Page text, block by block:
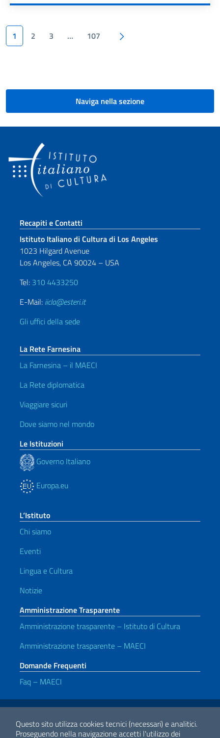
Questo sito utilizza cookies tecnici (necessari) e analitici.
Proseguendo nella navigazione accetti l'utilizzo dei
Paginazione
1 2 3 … 107
Naviga nella sezione
Sezione footer
Recapiti e Contatti
Istituto Italiano di Cultura di Los Angeles
1023 Hilgard Avenue
Los Angeles, CA 90024 – USA
Tel: 310 4433250
E-Mail: iicla@esteri.it
Gli uffici della sede
La Rete Farnesina
La Farnesina – il MAECI
La Rete diplomatica
Viaggiare sicuri
Dove siamo nel mondo
Le Istituzioni
Governo Italiano
Europa.eu
L’Istituto
Chi siamo
Eventi
Lingua e Cultura
Notizie
Amministrazione Trasparente
Amministrazione trasparente – Istituto di Cultura
Amministrazione trasparente – MAECI
Domande Frequenti
Faq – MAECI
Link Utili